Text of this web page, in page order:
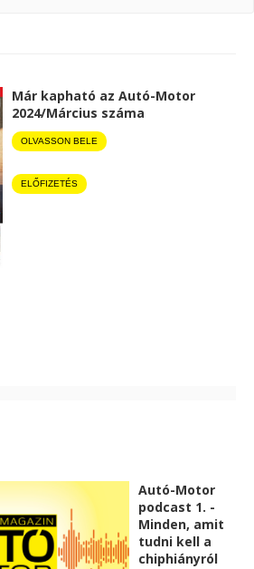
Már kapható az Autó-Motor
2024/Március száma
OLVASSON BELE
ELŐFIZETÉS
Autó-Motor
podcast 1. -
Minden, amit
tudni kell a
chiphiányról